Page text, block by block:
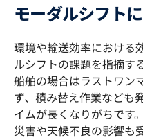
モーダルシフト
環境や輸送効率における
ルシフトの課題を指摘す
船舶の場合はラストワン
ず、積み替え作業なども
イムが長くなりがちです
災害や天候不良の影響も